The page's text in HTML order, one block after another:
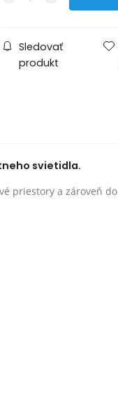
Sledovať
produkt
svietidla.
priestory a zároveň